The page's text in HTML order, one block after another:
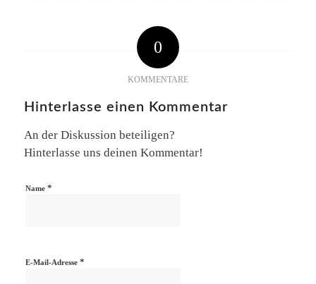
0
KOMMENTARE
Hinterlasse einen Kommentar
An der Diskussion beteiligen?
Hinterlasse uns deinen Kommentar!
Name *
E-Mail-Adresse *